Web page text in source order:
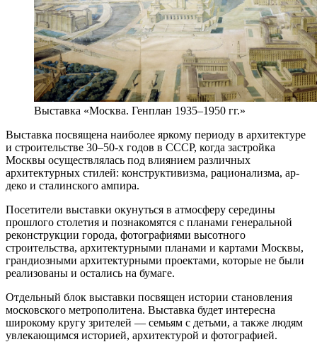
Выставка «Москва. Генплан 1935–1950 гг.»
Выставка посвящена наиболее яркому периоду в архитектуре
и строительстве 30–50-х годов в СССР, когда застройка
Москвы осуществлялась под влиянием различных
архитектурных стилей: конструктивизма, рационализма, ар-
деко и сталинского ампира.
Посетители выставки окунуться в атмосферу середины
прошлого столетия и познакомятся с планами генеральной
реконструкции города, фотографиями высотного
строительства, архитектурными планами и картами Москвы,
грандиозными архитектурными проектами, которые не были
реализованы и остались на бумаге.
Отдельный блок выставки посвящен истории становления
московского метрополитена. Выставка будет интересна
широкому кругу зрителей — семьям с детьми, а также людям
увлекающимся историей, архитектурой и фотографией.